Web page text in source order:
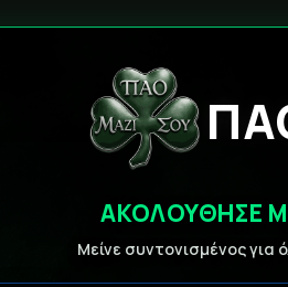
ΑΚΟΛΟΥΘΗΣΕ
Μείνε συντονισμένος για